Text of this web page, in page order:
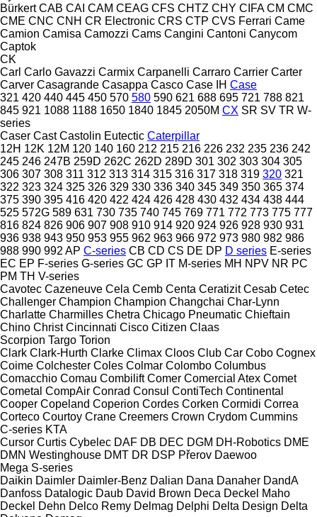
Bürkert CAB CAI CAM CEAG CFS CHTZ CHY CIFA CM CMC
CME CNC CNH CR Electronic CRS CTP CVS Ferrari Came
Camion Camisa Camozzi Cams Cangini Cantoni Canycom
Captok
CK
Carl Carlo Gavazzi Carmix Carpanelli Carraro Carrier Carter
Carver Casagrande Casappa Casco Case IH Case
321 420 440 445 450 570 580 590 621 688 695 721 788 821
845 921 1088 1188 1650 1840 1845 2050M CX SR SV TR W-
series
Caser Cast Castolin Eutectic Caterpillar
12H 12K 12M 120 140 160 212 215 216 226 232 235 236 242
245 246 247B 259D 262C 262D 289D 301 302 303 304 305
306 307 308 311 312 313 314 315 316 317 318 319 320 321
322 323 324 325 326 329 330 336 340 345 349 350 365 374
375 390 395 416 420 422 424 426 428 430 432 434 438 444
525 572G 589 631 730 735 740 745 769 771 772 773 775 777
816 824 826 906 907 908 910 914 920 924 926 928 930 931
936 938 943 950 953 955 962 963 966 972 973 980 982 986
988 990 992 AP C-series CB CD CS DE DP D series E-series
EC EP F-series G-series GC GP IT M-series MH NPV NR PC
PM TH V-series
Cavotec Cazeneuve Cela Cemb Centa Ceratizit Cesab Cetec
Challenger Champion Champion Changchai Char-Lynn
Charlatte Charmilles Chetra Chicago Pneumatic Chieftain
Chino Christ Cincinnati Cisco Citizen Claas
Scorpion Targo Torion
Clark Clark-Hurth Clarke Climax Cloos Club Car Cobo Cognex
Coime Colchester Coles Colmar Colombo Columbus
Comacchio Comau Combilift Comer Comercial Atex Comet
Cometal CompAir Conrad Consul ContiTech Continental
Cooper Copeland Coperion Cordes Corken Cormidi Correa
Corteco Courtoy Crane Creemers Crown Crydom Cummins
C-series KTA
Cursor Curtis Cybelec DAF DB DEC DGM DH-Robotics DME
DMN Westinghouse DMT DR DSP Přerov Daewoo
Mega S-series
Daikin Daimler Daimler-Benz Dalian Dana Danaher DandA
Danfoss Datalogic Daub David Brown Deca Deckel Maho
Deckel Dehn Delco Remy Delmag Delphi Delta Design Delta